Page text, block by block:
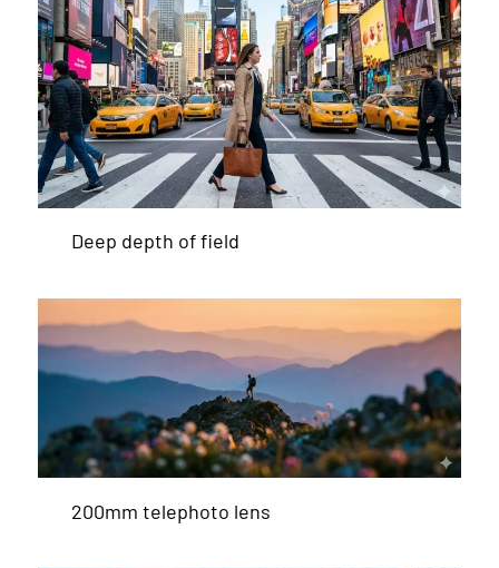
Deep depth of field
200mm telephoto lens